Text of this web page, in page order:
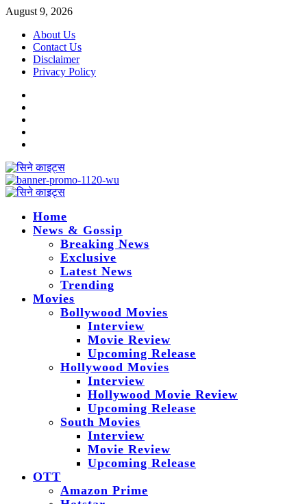
Skip
content
August 9, 2026
About Us
Contact Us
Disclaimer
Privacy Policy
Primary
Home
News & Gossip
Breaking News
Exclusive
Latest News
Trending
Movies
Bollywood Movies
Interview
Movie Review
Upcoming Release
Hollywood Movies
Interview
Hollywood Movie Review
Upcoming Release
South Movies
Interview
Movie Review
Upcoming Release
OTT
Amazon Prime